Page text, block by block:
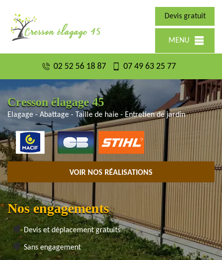
Devis gratuit
MENU
02 52 56 18 87 07 49 63 25 77
Cresson élagage 45
Elagage - Abattage - Taille de haie - Entretien de jardin
VOIR NOS RÉALISATIONS
Nos engagements
Devis et déplacement gratuits
Sans engagement